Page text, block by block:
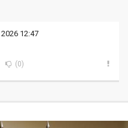
12:47
(0)